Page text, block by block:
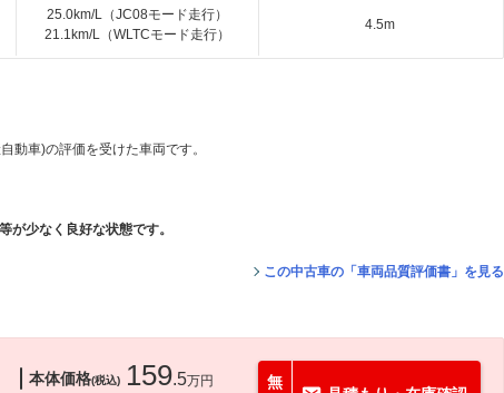
25.0km/L（JC08モード走行）
21.1km/L（WLTCモード走行）
4.5m
動車)の評価を受けた車両です。
が少なく良好な状態です。
この中古車の「車両品質評価書」を見る
本体価格(税込) 159.5万円
無